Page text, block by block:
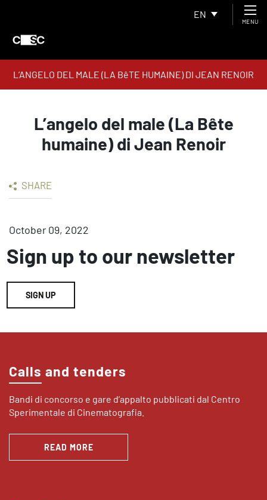
EN
MENU
L’ANGELO DEL MALE (LA BêTE HUMAINE) DI JEAN RENOIR
L’angelo del male (La Bête
humaine) di Jean Renoir
SHARE
October 09, 2022
Sign up to our newsletter
SIGN UP
Calls and tenders
Bandi di concorso e gare d’appalto pubblicati dal Centro
Sperimentale di Cinematografia.
READ MORE